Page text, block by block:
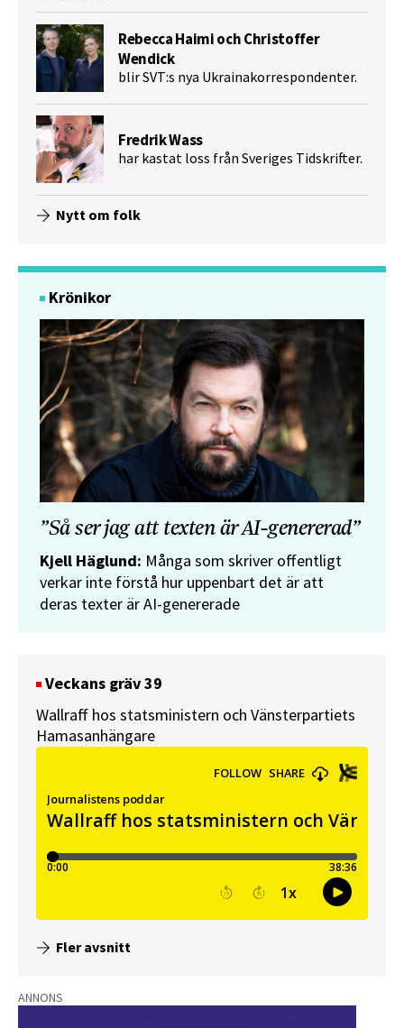
Rebecca Haimi och Christoffer
Wendick
blir SVT:s nya Ukrainakorrespondenter.
Fredrik Wass
har kastat loss från Sveriges Tidskrifter.
Nytt om folk
Krönikor
”Så ser jag att texten är AI-genererad”
Kjell Häglund: Många som skriver offentligt
verkar inte förstå hur uppenbart det är att
deras texter är AI-genererade
Veckans gräv 39
Wallraff hos statsministern och Vänsterpartiets
Hamasanhängare
Fler avsnitt
ANNONS